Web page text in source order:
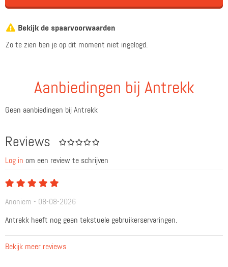
Bekijk de spaarvoorwaarden
Zo te zien ben je op dit moment niet ingelogd.
Aanbiedingen bij Antrekk
Geen aanbiedingen bij Antrekk
Reviews
Log in om een review te schrijven
Anoniem - 08-08-2026
Antrekk heeft nog geen tekstuele gebruikerservaringen.
Bekijk meer reviews